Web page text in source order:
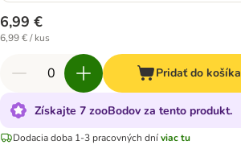
6,99 €
6,99 € / kus
Pridať do košíka
Získajte 7 zooBodov za tento produkt.
Dodacia doba 1-3 pracovných dníviac tu